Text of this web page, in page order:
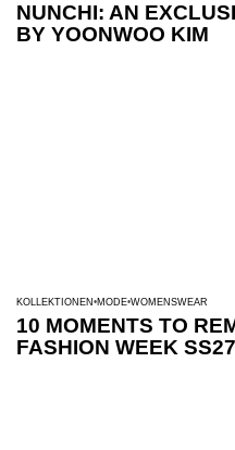
NUNCHI: AN
BY YOONWOO KIM
KOLLEKTIONEN MODE WOMENSWEAR
10 MOMENTS TO
FASHION WEEK SS27